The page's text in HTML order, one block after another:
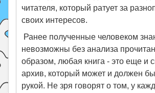
читателя, который ратует за
своих интересов.
Ранее полученные человеком
невозможны без анализа
образом, любая книга - это еще и
архив, который может и должен
рукой. Не зря говорят о том, у